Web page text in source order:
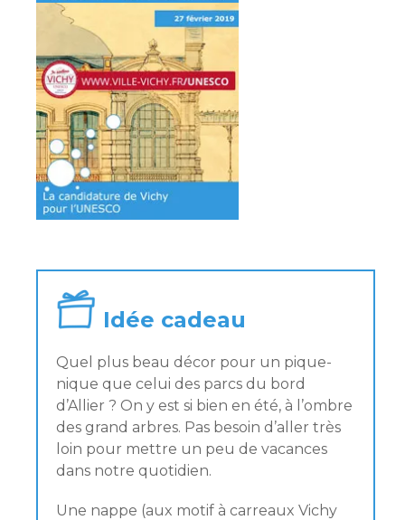
Idée cadeau
Quel plus beau décor pour un pique-
nique que celui des parcs du bord
d’Allier ? On y est si bien en été, à l’ombre
des grand arbres. Pas besoin d’aller très
loin pour mettre un peu de vacances
dans notre quotidien.
Une nappe (aux motif à carreaux Vichy